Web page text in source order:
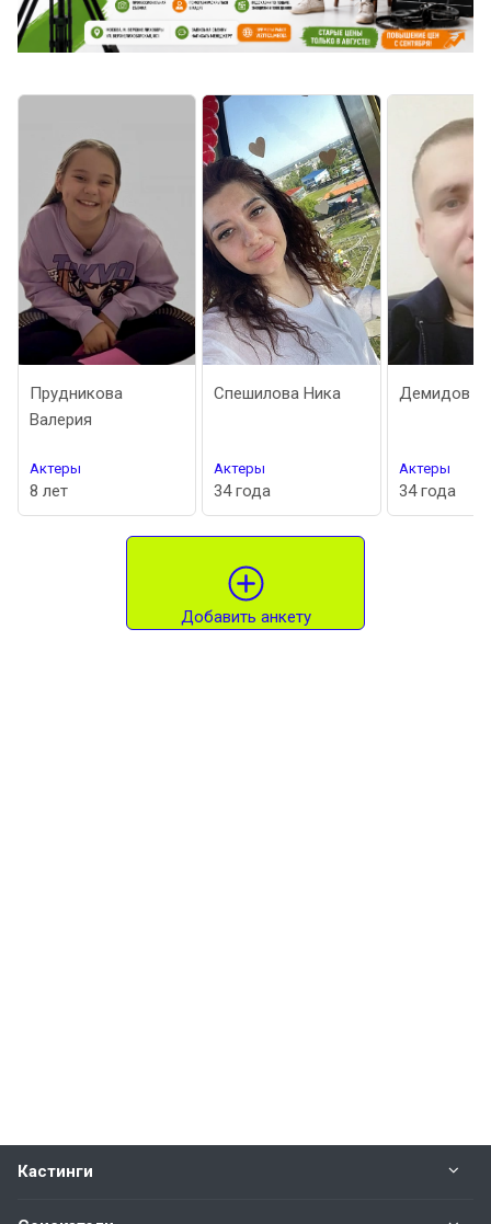
Прудникова
Валерия
Актеры
8 лет
Спешилова Ника
Актеры
34 года
Демидов
Актеры
34 года
Добавить анкету
Кастинги